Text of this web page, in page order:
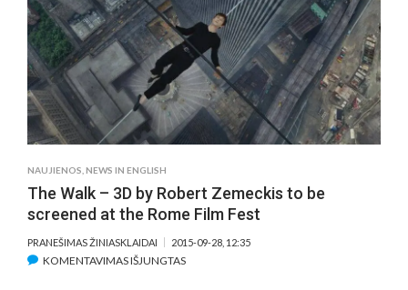
2015
PRESENT
THEIR
FILMS
FROM
OCTOBER
6
–
ARSENAL
CINEMA
NAUJIENOS NEWS IN ENGLISH
The Walk – 3D by Robert Zemeckis to be
screened at the Rome Film Fest
PRANEŠIMAS ŽINIASKLAIDAI 2015-09-28, 12:35
KOMENTAVIMAS IŠJUNGTASĮRAŠE